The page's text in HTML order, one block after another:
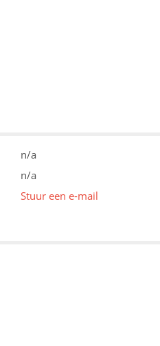
n/a
n/a
Stuur een e-mail